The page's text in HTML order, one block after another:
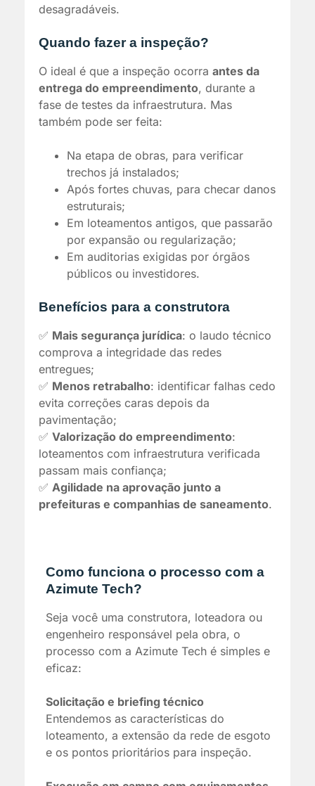
desagradáveis.
Quando fazer a inspeção?
O ideal é que a inspeção ocorra antes da
entrega do empreendimento, durante a
fase de testes da infraestrutura. Mas
também pode ser feita:
Na etapa de obras, para verificar
trechos já instalados;
Após fortes chuvas, para checar danos
estruturais;
Em loteamentos antigos, que passarão
por expansão ou regularização;
Em auditorias exigidas por órgãos
públicos ou investidores.
Benefícios para a construtora
✅ Mais segurança jurídica: o laudo técnico
comprova a integridade das redes
entregues;
✅ Menos retrabalho: identificar falhas cedo
evita correções caras depois da
pavimentação;
✅ Valorização do empreendimento:
loteamentos com infraestrutura verificada
passam mais confiança;
✅ Agilidade na aprovação junto a
prefeituras e companhias de saneamento.
Como funciona o processo com a
Azimute Tech?
Seja você uma construtora, loteadora ou
engenheiro responsável pela obra, o
processo com a Azimute Tech é simples e
eficaz:
Solicitação e briefing técnico
Entendemos as características do
loteamento, a extensão da rede de esgoto
e os pontos prioritários para inspeção.